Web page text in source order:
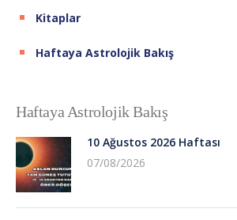
Kitaplar
Haftaya Astrolojik Bakış
Haftaya Astrolojik Bakış
10 Ağustos 2026 Haftası
07/08/2026